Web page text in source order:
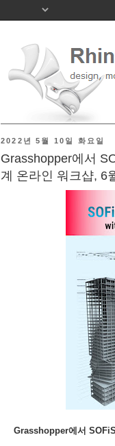
2022년 5월 10일 화요일
Grasshopper에서
계 온라인 워크샵, 6
Grasshopper에서